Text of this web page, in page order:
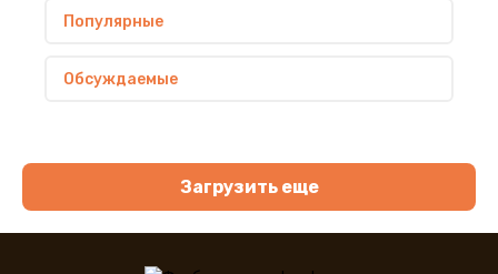
Популярные
Обсуждаемые
Загрузить еще